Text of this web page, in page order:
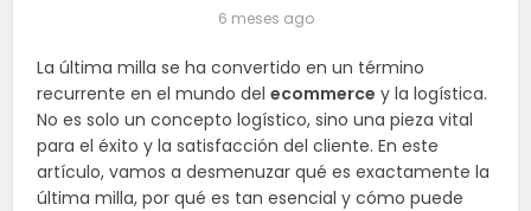
6 meses ago
La última milla se ha convertido en un término
recurrente en el mundo delecommerce y la logística.
No es solo un concepto logístico, sino una pieza vital
para el éxito y la satisfacción del cliente. En este
artículo, vamos a desmenuzar qué es exactamente la
última milla, por qué es tan esencial y cómo puede